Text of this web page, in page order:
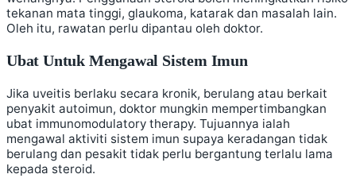
tekanan mata tinggi, glaukoma, katarak dan masalah lain.
Oleh itu, rawatan perlu dipantau oleh doktor.
Ubat Untuk Mengawal Sistem Imun
Jika uveitis berlaku secara kronik, berulang atau berkait
penyakit autoimun, doktor mungkin mempertimbangkan
ubat immunomodulatory therapy. Tujuannya ialah
mengawal aktiviti sistem imun supaya keradangan tidak
berulang dan pesakit tidak perlu bergantung terlalu lama
kepada steroid.